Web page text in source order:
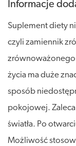
Informacje
Suplement diety
czyli zamiennik
życia ma duże
sposób
pokojowej.
światła. Po
Możliwość